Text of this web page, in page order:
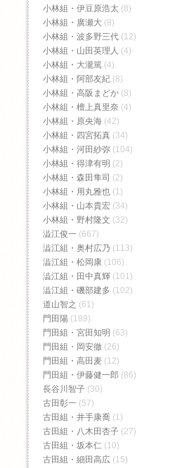
小林組・伊豆原浩太 (8)
小林組・廣瀬大 (8)
小林組・波多野三代 (12)
小林組・山田英理人 (4)
小林組・大瀧篤 (4)
小林組・阿部友紀 (8)
小林組・高阪まどか (8)
小林組・檀上真里奈 (4)
小林組・原央海 (42)
小林組・四宮拓真 (34)
小林組・河田紗弥 (104)
小林組・得津有明 (2)
小林組・森田隼司 (2)
小林組・用丸雅也 (1)
小林組・山本貴宏 (34)
小林組・野村隆文 (32)
澁江俊一 (667)
澁江組・奥村広乃 (113)
澁江組・松岡康 (106)
澁江組・田中真輝 (101)
澁江組・磯部建多 (102)
道山智之 (61)
門田陽 (189)
門田組・宮田知明 (63)
門田組・岡安徹 (26)
門田組・高田麦 (12)
門田組・伊藤健一郎 (86)
長谷川智子 (30)
古田彰一 (57)
古田組・井手康喬 (1)
古田組・八木田杏子 (27)
古田組・坂本仁 (10)
古田組・細田高広 (15)